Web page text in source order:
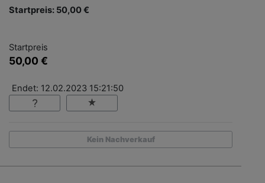
Startpreis: 50,00 €
Startpreis
50,00 €
Endet: 12.02.2023 15:21:50
Kein Nachverkauf